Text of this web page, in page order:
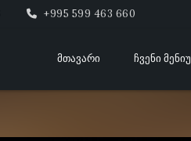
+995 599 463 660
ᲛᲗᲐᲕᲐᲠᲘ ᲩᲕᲔᲜᲘ ᲛᲔᲜᲘᲣ